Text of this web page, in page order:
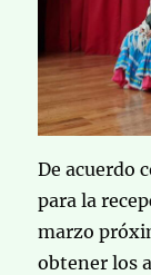
De acuerdo
para la
marzo
obtener los